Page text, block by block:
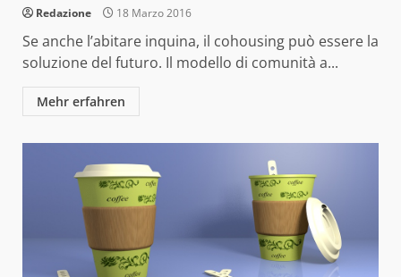
Redazione 18 Marzo 2016
Se anche l’abitare inquina, il cohousing può essere la
soluzione del futuro. Il modello di comunità a...
Mehr erfahren